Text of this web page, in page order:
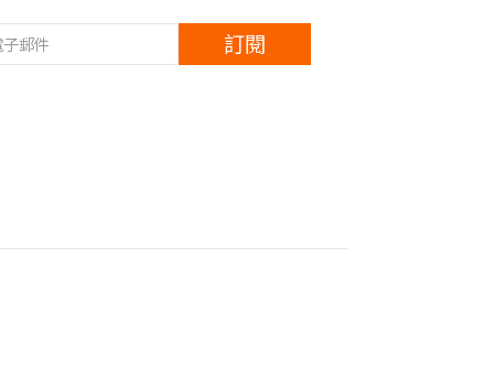
訂閱